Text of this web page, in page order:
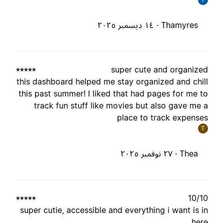
Thamyres · ١٤ ديسمبر ٢٠٢٥
super cute and
this dashboard helped me stay organized and
this past summer! I liked that had pages for me
track fun stuff like movies but also gave me
place to track
Thea · ٢٧ نوفمبر ٢٠٢٥
10/
super cutie, accessible and everything i want is